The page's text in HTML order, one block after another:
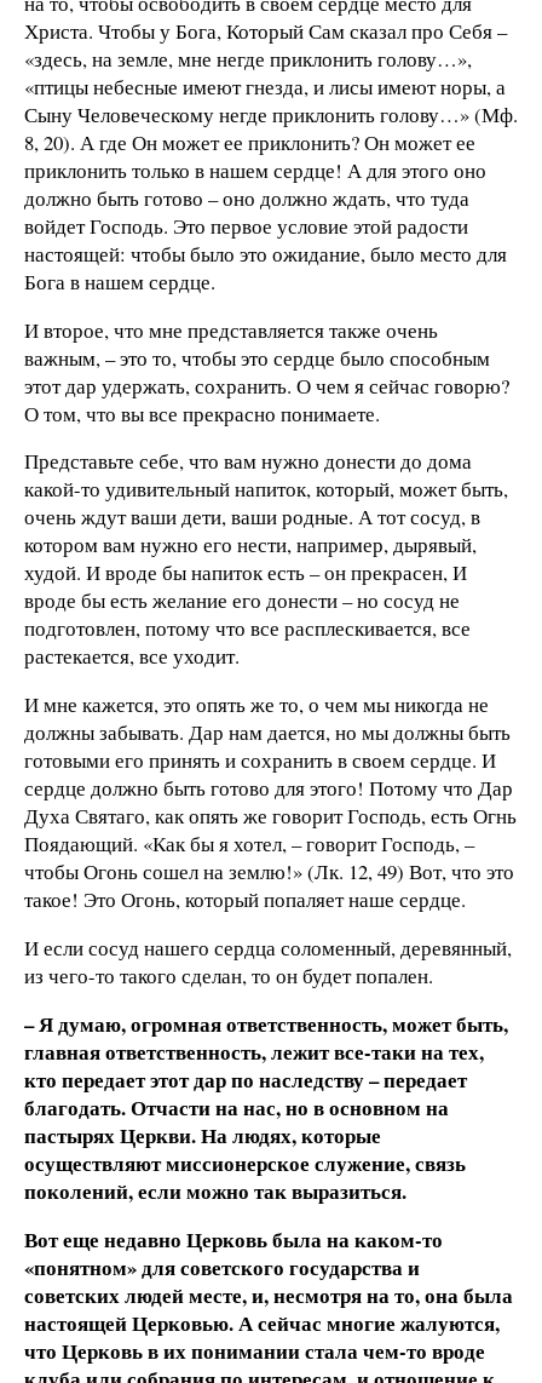
Христа. Чтобы у Бога, Который Сам сказал про Себя –
«здесь, на земле, мне негде приклонить голову…»,
«птицы небесные имеют гнезда, и лисы имеют норы, а
Сыну Человеческому негде приклонить голову…» (Мф.
8, 20). А где Он может ее приклонить? Он может ее
приклонить только в нашем сердце! А для этого оно
должно быть готово – оно должно ждать, что туда
войдет Господь. Это первое условие этой радости
настоящей: чтобы было это ожидание, было место для
Бога в нашем сердце.
И второе, что мне представляется также очень
важным, – это то, чтобы это сердце было способным
этот дар удержать, сохранить. О чем я сейчас говорю?
О том, что вы все прекрасно понимаете.
Представьте себе, что вам нужно донести до дома
какой-то удивительный напиток, который, может быть,
очень ждут ваши дети, ваши родные. А тот сосуд, в
котором вам нужно его нести, например, дырявый,
худой. И вроде бы напиток есть – он прекрасен, И
вроде бы есть желание его донести – но сосуд не
подготовлен, потому что все расплескивается, все
растекается, все уходит.
И мне кажется, это опять же то, о чем мы никогда не
должны забывать. Дар нам дается, но мы должны быть
готовыми его принять и сохранить в своем сердце. И
сердце должно быть готово для этого! Потому что Дар
Духа Святаго, как опять же говорит Господь, есть Огнь
Поядающий. «Как бы я хотел, – говорит Господь, –
чтобы Огонь сошел на землю!» (Лк. 12, 49) Вот, что это
такое! Это Огонь, который попаляет наше сердце.
И если сосуд нашего сердца соломенный, деревянный,
из чего-то такого сделан, то он будет попален.
– Я думаю, огромная ответственность, может быть,
главная ответственность, лежит все-таки на тех,
кто передает этот дар по наследству – передает
благодать. Отчасти на нас, но в основном на
пастырях Церкви. На людях, которые
осуществляют миссионерское служение, связь
поколений, если можно так выразиться.
Вот еще недавно Церковь была на каком-то
«понятном» для советского государства и
советских людей месте, и, несмотря на то, она была
настоящей Церковью. А сейчас многие жалуются,
что Церковь в их понимании стала чем-то вроде